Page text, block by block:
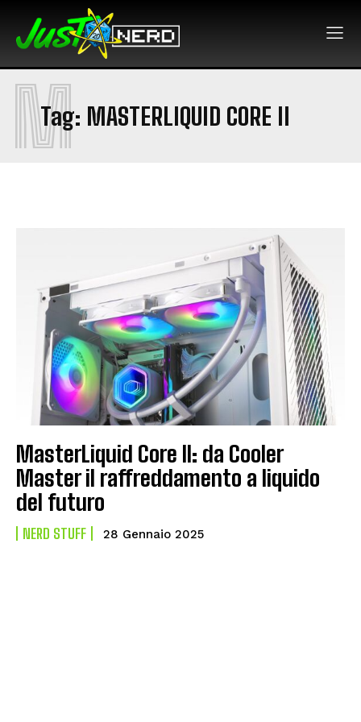
Tag: MASTERLIQUID CORE II
M
MasterLiquid Core II: da Cooler
Master il raffreddamento a liquido
del futuro
NERD STUFF 28 Gennaio 2025